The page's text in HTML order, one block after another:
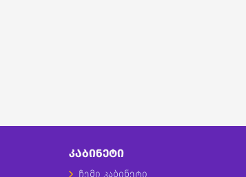
ᲙᲐᲑᲘᲜᲔᲢᲘ
ჩემი კაბინეტი